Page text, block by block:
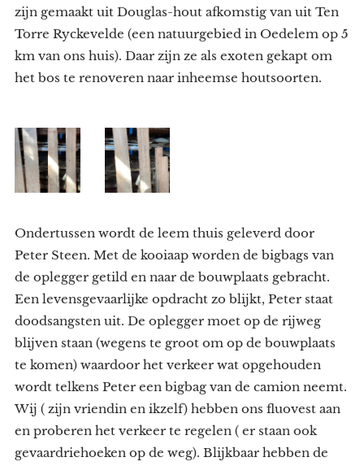
zijn gemaakt uit Douglas-hout afkomstig van uit Ten
Torre Ryckevelde (een natuurgebied in Oedelem op 5
km van ons huis). Daar zijn ze als exoten gekapt om
het bos te renoveren naar inheemse houtsoorten.
Ondertussen wordt de leem thuis geleverd door
Peter Steen. Met de kooiaap worden de bigbags van
de oplegger getild en naar de bouwplaats gebracht.
Een levensgevaarlijke opdracht zo blijkt, Peter staat
doodsangsten uit. De oplegger moet op de rijweg
blijven staan (wegens te groot om op de bouwplaats
te komen) waardoor het verkeer wat opgehouden
wordt telkens Peter een bigbag van de camion neemt.
Wij ( zijn vriendin en ikzelf) hebben ons fluovest aan
en proberen het verkeer te regelen ( er staan ook
gevaardriehoeken op de weg). Blijkbaar hebben de